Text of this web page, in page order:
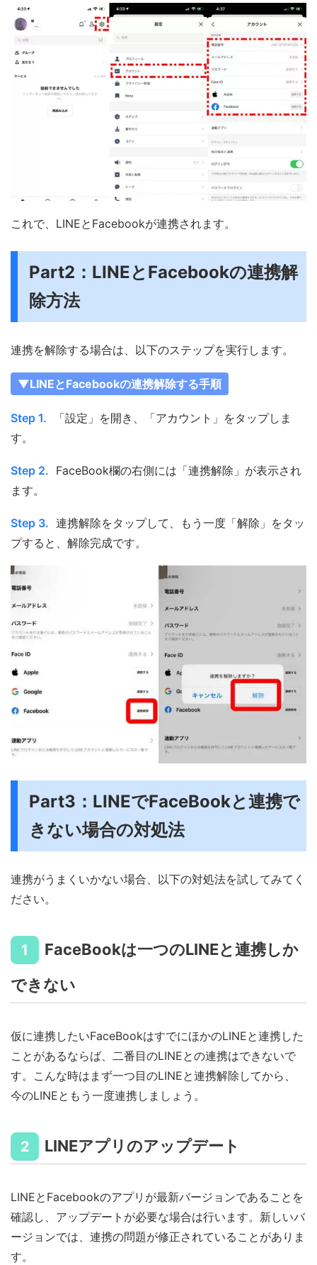
これで、LINEとFacebookが連携されます。
Part2：LINEとFacebookの連携解
除方法
連携を解除する場合は、以下のステップを実行します。
▼LINEとFacebookの連携解除する手順
Step 1.
「設定」を開き、「アカウント」をタップしま
す。
Step 2. FaceBook欄の右側には「連携解除」が表示され
ます。
Step 3. 連携解除をタップして、もう一度「解除」をタッ
プすると、解除完成です。
Part3：LINEでFaceBookと連携で
きない場合の対処法
連携がうまくいかない場合、以下の対処法を試してみてく
ださい。
1
FaceBookは一つのLINEと連携しか
できない
仮に連携したいFaceBookはすでにほかのLINEと連携した
ことがあるならば、二番目のLINEとの連携はできないで
す。こんな時はまず一つ目のLINEと連携解除してから、
今のLINEともう一度連携しましょう。
2 LINEアプリのアップデート
LINEとFacebookのアプリが最新バージョンであることを
確認し、アップデートが必要な場合は行います。新しいバ
ージョンでは、連携の問題が修正されていることがありま
す。